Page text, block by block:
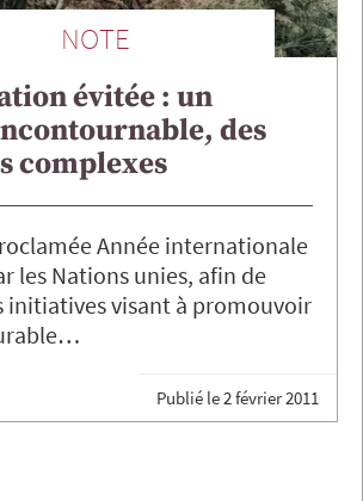
NOTE
évitée : un
des
complexes
Année internationale
les Nations unies, afin de
initiatives visant à promouvoir
Publié le2 février 2011